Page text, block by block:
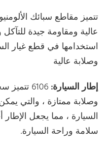
عالية ومقاومة جيدة
استخدامها في قطع غيار
وصلابة عالية
إطار السيارة:
6106
وصلابة ممتازة ، والتي
السيارة ، مما يجعل
سلامة وراحة السيارة.